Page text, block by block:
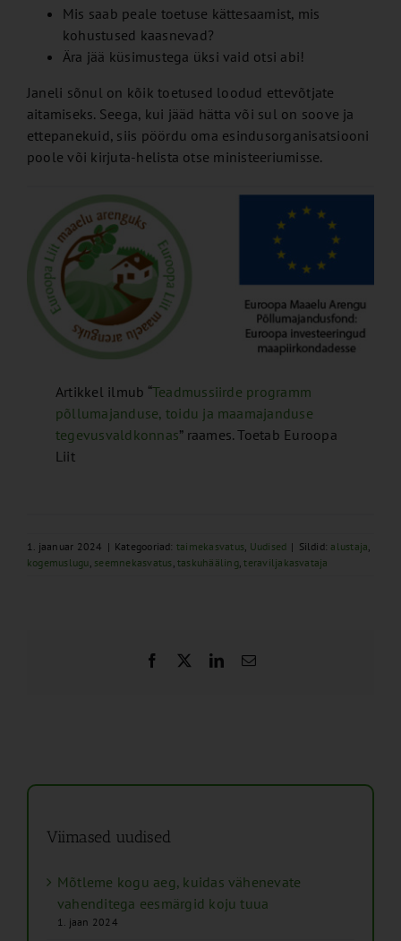
Mis saab peale toetuse kättesaamist, mis
kohustused kaasnevad?
Ära jää küsimustega üksi vaid otsi abi!
Janeli sõnul on kõik toetused loodud ettevõtjate
aitamiseks. Seega, kui jääd hätta või sul on soove ja
ettepanekuid, siis pöördu oma esindusorganisatsiooni
poole või kirjuta-helista otse ministeeriumisse.
Artikkel ilmub “Teadmussiirde programm
põllumajanduse, toidu ja maamajanduse
tegevusvaldkonnas” raames. Toetab Euroopa
Liit
1. jaanuar 2024 | Kategooriad: taimekasvatus Uudised | Sildid: alustaja
kogemuslugu seemnekasvatus taskuhääling ,teraviljakasvataja
Facebook LinkedInEmail
Viimased uudised
Mõtleme kogu aeg, kuidas vähenevate
vahenditega eesmärgid koju tuua
1. jaan 2024